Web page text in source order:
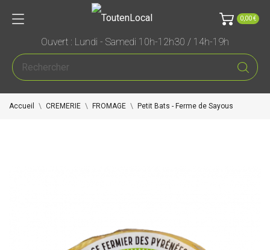
0,00 €
Ouvert : Lundi - Samedi 10h-12h30 / 14h-19h
Accueil CREMERIE FROMAGE Petit Bats - Ferme de Sayous